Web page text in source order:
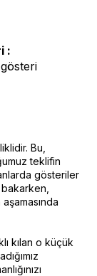
Bu,
teklifin
gösteriler
aşamasında
kılan o küçük